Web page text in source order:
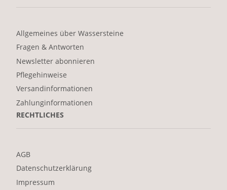
Allgemeines über Wassersteine
Fragen & Antworten
Newsletter abonnieren
Pflegehinweise
Versandinformationen
Zahlunginformationen
RECHTLICHES
AGB
Datenschutzerklärung
Impressum